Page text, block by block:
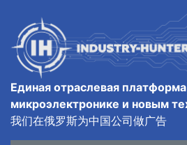
Единая отраслевая
микроэлектронике и новым
我们在俄罗斯为中国公司做广告